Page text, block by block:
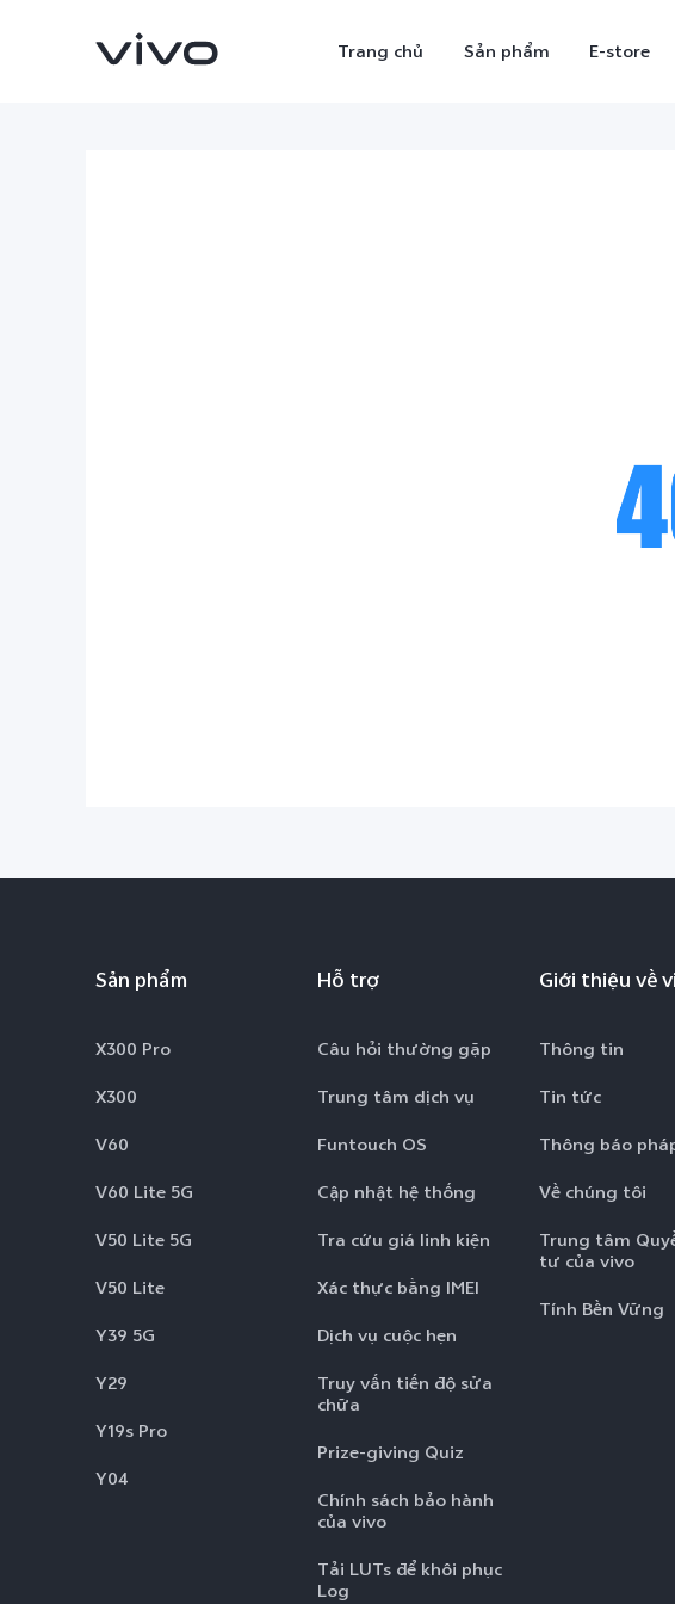
Trang chủ Sản phẩm E-store
Sản phẩm
X300 Pro
X300
V60
V60 Lite 5G
V50 Lite 5G
V50 Lite
Y39 5G
Y29
Y19s Pro
Y04
Hỗ trợ
Câu hỏi thường gặp
Trung tâm dịch vụ
Funtouch OS
Cập nhật hệ thống
Tra cứu giá linh kiện
Xác thực bằng IMEI
Dịch vụ cuộc hẹn
Truy vấn tiến độ sửa
chữa
Prize-giving Quiz
Chính sách bảo hành
của vivo
Tải LUTs để khôi phục
Log
Giới thiệu về
Thông tin
Tin tức
Thông báo
Về chúng tôi
Trung tâm
tư của vivo
Tính Bền Vững